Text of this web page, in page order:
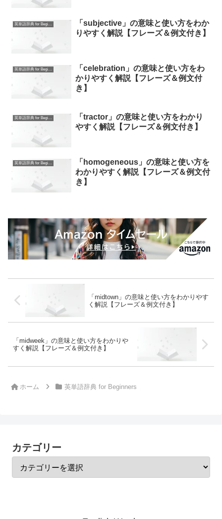
英単語辞典 for Beginners
「subjective」の意味と使い方をわか
りやすく解説【フレーズ＆例文付き】
英単語辞典 for Beginners
「celebration」の意味と使い方をわ
かりやすく解説【フレーズ＆例文付
き】
英単語辞典 for Beginners
「tractor」の意味と使い方をわかり
やすく解説【フレーズ＆例文付き】
英単語辞典 for Beginners
「homogeneous」の意味と使い方を
わかりやすく解説【フレーズ＆例文付
き】
「midtown」の意味と使い方をわかりやす
く解説【フレーズ＆例文付き】
「midweek」の意味と使い方をわかりや
すく解説【フレーズ＆例文付き】
ホーム 英単語辞典 for Beginners
カテゴリー